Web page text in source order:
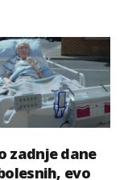
zadnje dane
evo